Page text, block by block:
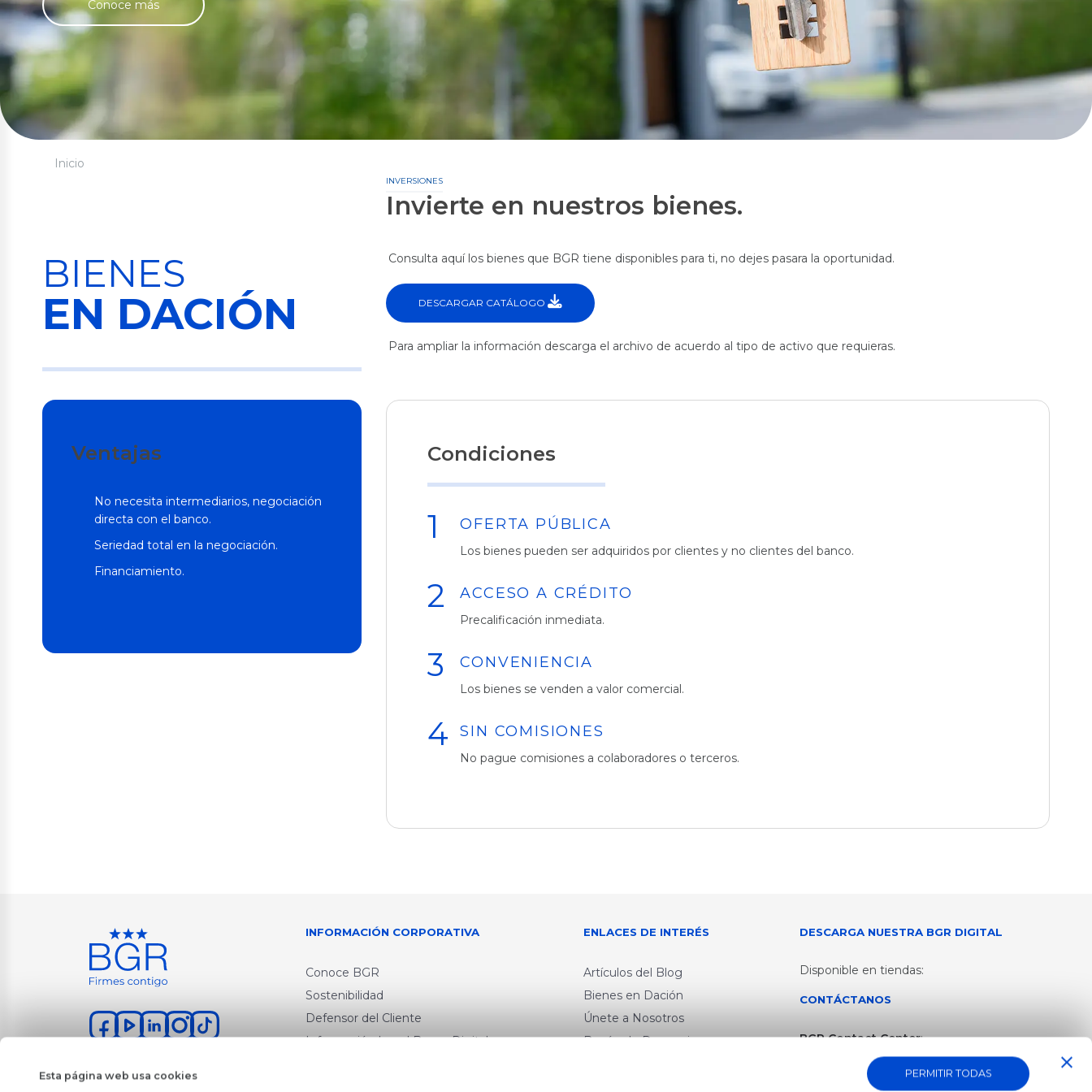
Esta página web usa cookies
PERMITIR TODAS
Multidestino Militares
Rentaplazos
Servicios
Transferencias
Oportuna Visa Debit
Pago Colegios Militares
Tarjetas de Crédito
BGR Visa
Nuestras Tarjetas
Canjea tus Millas
Conoce más
Inicio
BIENES
EN DACIÓN
INVERSIONES
Invierte en nuestros bienes.
Consulta aquí los bienes que BGR tiene disponibles para ti, no dejes pasara la oportunidad.
DESCARGAR CATÁLOGO
Para ampliar la información descarga el archivo de acuerdo al tipo de activo que requieras.
Ventajas
No necesita intermediarios, negociación
directa con el banco.
Seriedad total en la negociación.
Financiamiento.
Condiciones
OFERTA PÚBLICA
Los bienes pueden ser adquiridos por clientes y no clientes del banco.
ACCESO A CRÉDITO
Precalificación inmediata.
CONVENIENCIA
Los bienes se venden a valor comercial.
SIN COMISIONES
No pague comisiones a colaboradores o terceros.
INFORMACIÓN CORPORATIVA
Conoce BGR
Sostenibilidad
Defensor del Cliente
Información Legal Banca Digital
ENLACES DE INTERÉS
Artículos del Blog
Bienes en Dación
Únete a Nosotros
Buzón de Denuncias
DESCARGA NUESTRA BGR DIGITAL
Disponible en tiendas:
CONTÁCTANOS
BGR Contact Center:
1700 600 - 600 / 02 3965 - 006